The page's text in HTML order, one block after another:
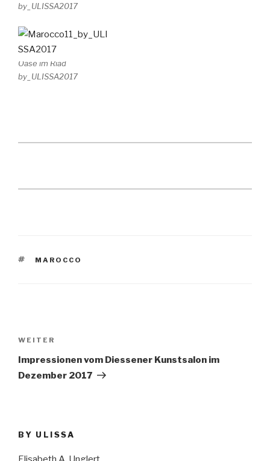
by_ULISSA2017
Oase im Riad
by_ULISSA2017
SCHLAGWÖRTER
MAROCCO
Nächster
Beitrag
WEITER
Impressionen vom Diessener Kunstsalon im
Dezember 2017
BY ULISSA